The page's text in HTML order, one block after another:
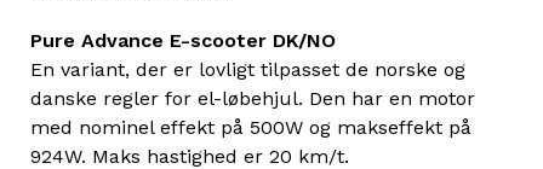
Pure Advance E-scooter DK/NO
En variant, der er lovligt tilpasset de norske og
danske regler for el-løbehjul. Den har en motor
med nominel effekt på 500W og makseffekt på
924W. Maks hastighed er 20 km/t.